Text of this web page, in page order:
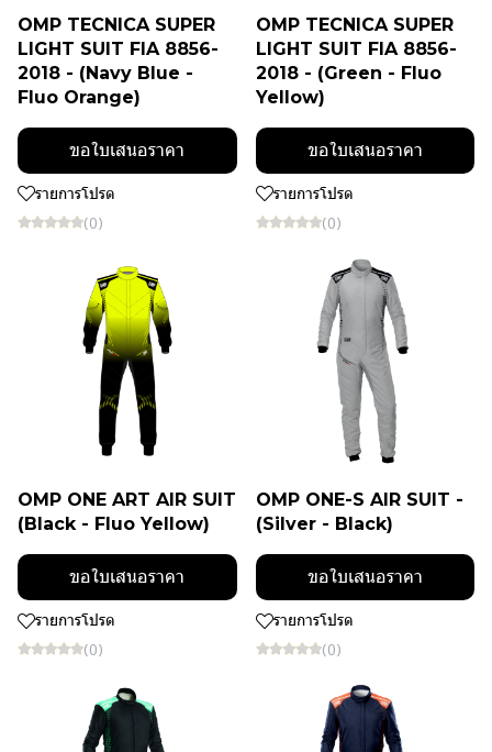
OMP TECNICA SUPER
LIGHT SUIT FIA 8856-
2018 - (Navy Blue -
Fluo Orange)
ขอใบเสนอราคา
รายการโปรด
(0)
OMP TECNICA SUPER
LIGHT SUIT FIA 8856-
2018 - (Green - Fluo
Yellow)
ขอใบเสนอราคา
รายการโปรด
(0)
OMP ONE ART AIR SUIT
(Black - Fluo Yellow)
ขอใบเสนอราคา
รายการโปรด
(0)
OMP ONE-S AIR SUIT -
(Silver - Black)
ขอใบเสนอราคา
รายการโปรด
(0)